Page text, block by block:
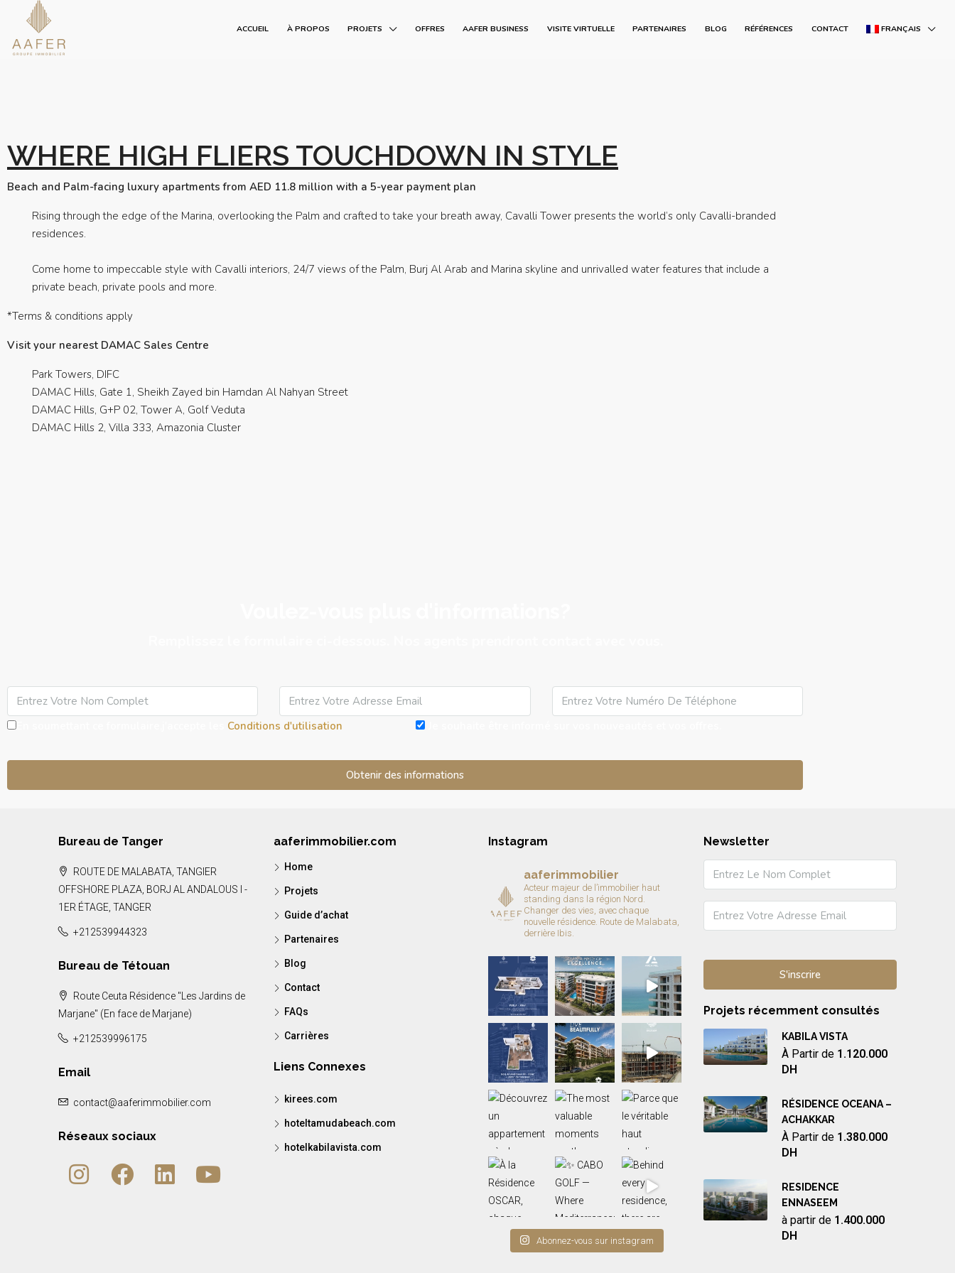
ACCUEIL À PROPOS PROJETS OFFRES AAFER BUSINESS VISITE VIRTUELLE PARTENAIRES BLOG RÉFÉRENCES CONTACT FRANÇAIS
WHERE HIGH FLIERS TOUCHDOWN IN STYLE
Beach and Palm-facing luxury apartments from AED 11.8 million with a 5-year payment plan
Rising through the edge of the Marina, overlooking the Palm and crafted to take your breath away, Cavalli Tower presents the world’s only Cavalli-branded
residences.
Come home to impeccable style with Cavalli interiors, 24/7 views of the Palm, Burj Al Arab and Marina skyline and unrivalled water features that include a
private beach, private pools and more.
*Terms & conditions apply
Visit your nearest DAMAC Sales Centre
Park Towers, DIFC
DAMAC Hills, Gate 1, Sheikh Zayed bin Hamdan Al Nahyan Street
DAMAC Hills, G+P 02, Tower A, Golf Veduta
DAMAC Hills 2, Villa 333, Amazonia Cluster
Conditions d'utilisation
Bureau de Tanger
ROUTE DE MALABATA, TANGIER
OFFSHORE PLAZA, BORJ AL ANDALOUS I -
1ER ÉTAGE, TANGER
+212539944323
Bureau de Tétouan
Route Ceuta Résidence "Les Jardins de
Marjane" (En face de Marjane)
+212539996175
Email
contact@aaferimmobilier.com
Réseaux sociaux
aaferimmobilier.com
Home
Projets
Guide d’achat
Partenaires
Blog
Contact
FAQs
Carrières
Liens Connexes
kirees.com
hoteltamudabeach.com
hotelkabilavista.com
Instagram
aaferimmobilier
Acteur majeur de l’immobilier haut
standing dans la région Nord.
Changer des vies, avec chaque
nouvelle résidence. Route de Malabata,
derrière Ibis.
Abonnez-vous sur instagram
Newsletter
Projets récemment consultés
KABILA VISTA
À Partir de 1.120.000
DH
RÉSIDENCE OCEANA –
ACHAKKAR
À Partir de 1.380.000
DH
RESIDENCE
ENNASEEM
à partir de 1.400.000
DH